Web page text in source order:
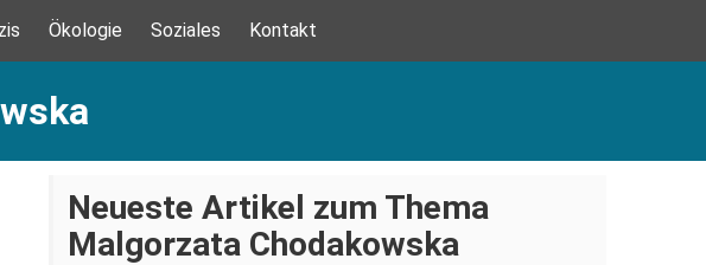
Ökologie Soziales Kontakt
Neueste Artikel zum Thema
Malgorzata Chodakowska